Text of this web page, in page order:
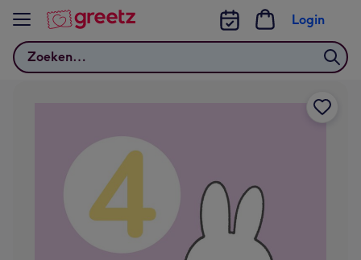
Bekijk meer
Zoeken
Login